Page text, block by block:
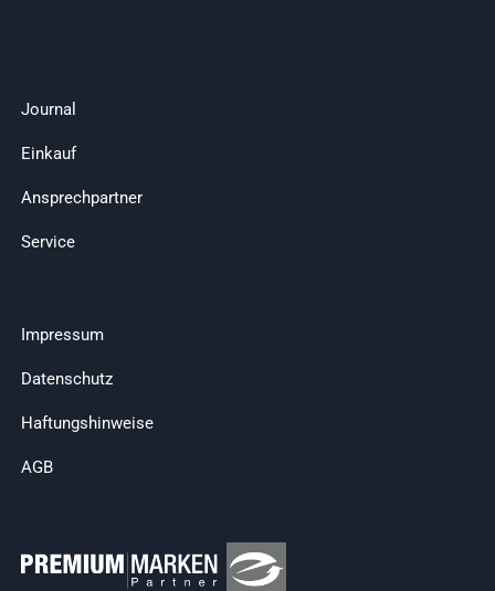
Journal
Einkauf
Ansprechpartner
Service
Impressum
Datenschutz
Haftungshinweise
AGB